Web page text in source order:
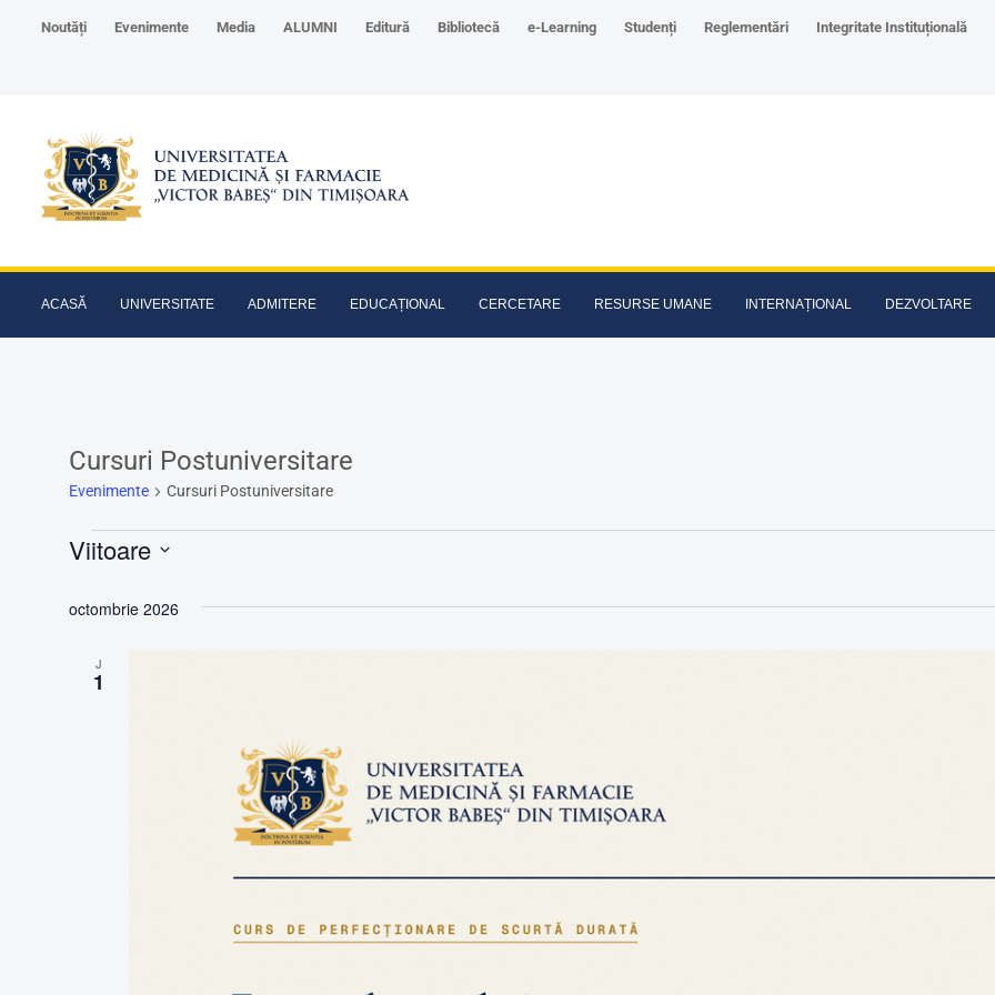
Noutăți Evenimente Media ALUMNI Editură Bibliotecă e-Learning Studenți Reglementări Integritate Instituțională
ACASĂ UNIVERSITATE ADMITERE EDUCAȚIONAL CERCETARE RESURSE UMANE INTERNAȚIONAL DEZVOLTARE
Cursuri Postuniversitare
Evenimente Cursuri Postuniversitare
Viitoare
data.
octombrie 2026
J
1